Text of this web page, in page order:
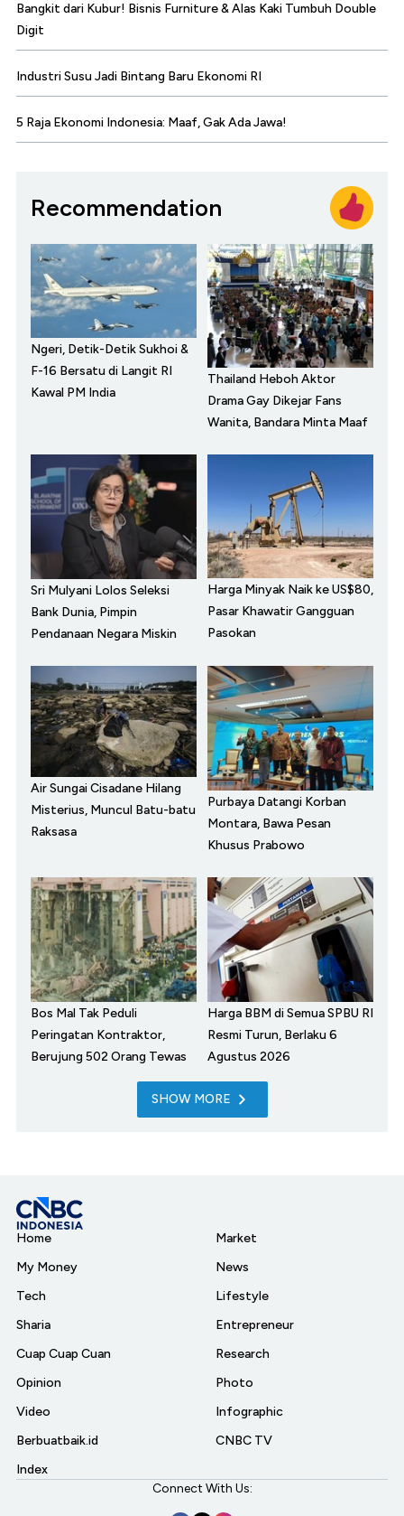
Bangkit dari Kubur! Bisnis Furniture & Alas Kaki Tumbuh Double
Digit
Industri Susu Jadi Bintang Baru Ekonomi RI
5 Raja Ekonomi Indonesia: Maaf, Gak Ada Jawa!
Recommendation
Ngeri, Detik-Detik Sukhoi &
F-16 Bersatu di Langit RI
Kawal PM India
Thailand Heboh Aktor
Drama Gay Dikejar Fans
Wanita, Bandara Minta Maaf
Sri Mulyani Lolos Seleksi
Bank Dunia, Pimpin
Pendanaan Negara Miskin
Harga Minyak Naik ke US$80,
Pasar Khawatir Gangguan
Pasokan
Air Sungai Cisadane Hilang
Misterius, Muncul Batu-batu
Raksasa
Purbaya Datangi Korban
Montara, Bawa Pesan
Khusus Prabowo
Bos Mal Tak Peduli
Peringatan Kontraktor,
Berujung 502 Orang Tewas
Harga BBM di Semua SPBU RI
Resmi Turun, Berlaku 6
Agustus 2026
SHOW MORE
Home
My Money
Tech
Sharia
Cuap Cuap Cuan
Opinion
Video
Berbuatbaik.id
Index
Market
News
Lifestyle
Entrepreneur
Research
Photo
Infographic
CNBC TV
Connect With Us: